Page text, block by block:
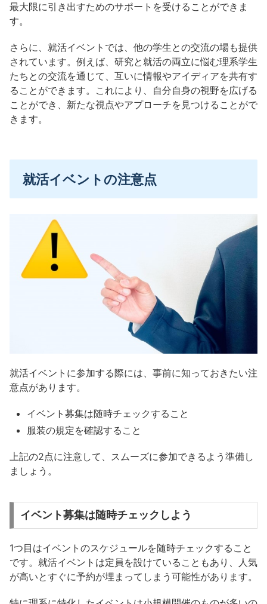
最大限に引き出すためのサポートを受けることができま
す。
さらに、就活イベントでは、他の学生との交流の場も提供
されています。例えば、研究と就活の両立に悩む理系学生
たちとの交流を通じて、互いに情報やアイディアを共有す
ることができます。これにより、自分自身の視野を広げる
ことができ、新たな視点やアプローチを見つけることがで
きます。
就活イベントの注意点
就活イベントに参加する際には、事前に知っておきたい注
意点があります。
イベント募集は随時チェックすること
服装の規定を確認すること
上記の2点に注意して、スムーズに参加できるよう準備し
ましょう。
イベント募集は随時チェックしよう
1つ目はイベントのスケジュールを随時チェックすること
です。就活イベントは定員を設けていることもあり、人気
が高いとすぐに予約が埋まってしまう可能性があります。